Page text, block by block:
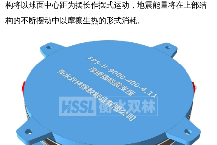
构将以球面中心距为摆长作摆式运动，地震能量将在上部结
构的不断摆动中以摩擦生热的形式消耗。